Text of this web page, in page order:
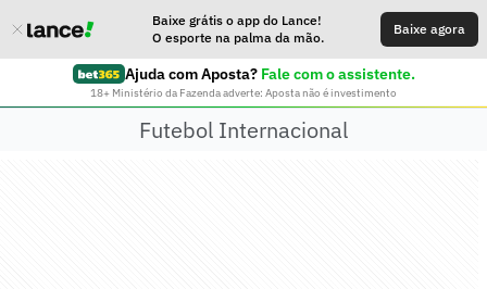
Baixe grátis o app do Lance!
O esporte na palma da mão.
Baixe agora
Ajuda com Aposta? Fale com o assistente.
18+ Ministério da Fazenda adverte: Aposta não é investimento
Futebol Internacional